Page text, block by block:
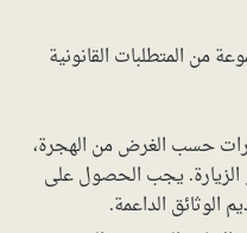
من المتطلبات القانونية
حسب الغرض من الهجرة،
الزيارة. يجب الحصول على
الوثائق الداعمة.